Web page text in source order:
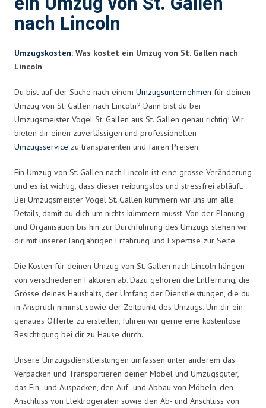
nach Lincoln
Umzugskosten: Was kostet ein Umzug von St. Gallen nach
Lincoln
Du bist auf der Suche nach einem Umzugsunternehmen für deinen
Umzug von St. Gallen nach Lincoln? Dann bist du bei
Umzugsmeister Vogel St. Gallen aus St. Gallen genau richtig! Wir
bieten dir einen zuverlässigen und professionellen
Umzugsservice zu transparenten und fairen Preisen.
Ein Umzug von St. Gallen nach Lincoln ist eine grosse Veränderung
und es ist wichtig, dass dieser reibungslos und stressfrei abläuft.
Bei Umzugsmeister Vogel St. Gallen kümmern wir uns um alle
Details, damit du dich um nichts kümmern musst. Von der Planung
und Organisation bis hin zur Durchführung des Umzugs stehen wir
dir mit unserer langjährigen Erfahrung und Expertise zur Seite.
Die Kosten für deinen Umzug von St. Gallen nach Lincoln hängen
von verschiedenen Faktoren ab. Dazu gehören die Entfernung, die
Grösse deines Haushalts, der Umfang der Dienstleistungen, die du
in Anspruch nimmst, sowie der Zeitpunkt des Umzugs. Um dir ein
genaues Offerte zu erstellen, führen wir gerne eine kostenlose
Besichtigung bei dir zu Hause durch.
Unsere Umzugsdienstleistungen umfassen unter anderem das
Verpacken und Transportieren deiner Möbel und Umzugsgüter,
das Ein- und Auspacken, den Auf- und Abbau von Möbeln, den
Anschluss von Elektrogeräten sowie den Ab- und Anschluss von